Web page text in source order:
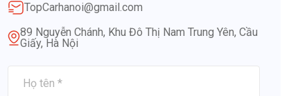
TopCarhanoi@gmail.com
89 Nguyễn Chánh, Khu Đô Thị Nam Trung Yên, Cầu
Giấy, Hà Nội